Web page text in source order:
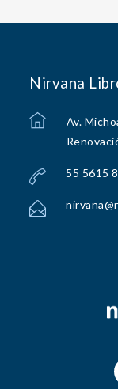
Nirvana
Av.
55 5615